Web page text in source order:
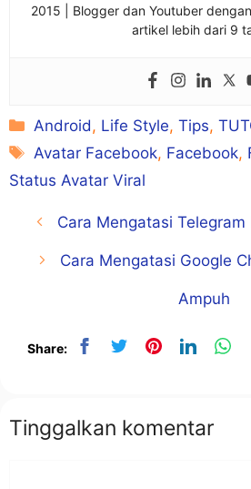
2015 | Blogger dan Youtuber
artikel lebih dari 9
Kategori
Android, Life Style,Tips,
Tag
Avatar Facebook, Facebook,
Status Avatar Viral
Cara Mengatasi
Cara Mengatasi Google
Ampuh
Share:
Tinggalkan komentar